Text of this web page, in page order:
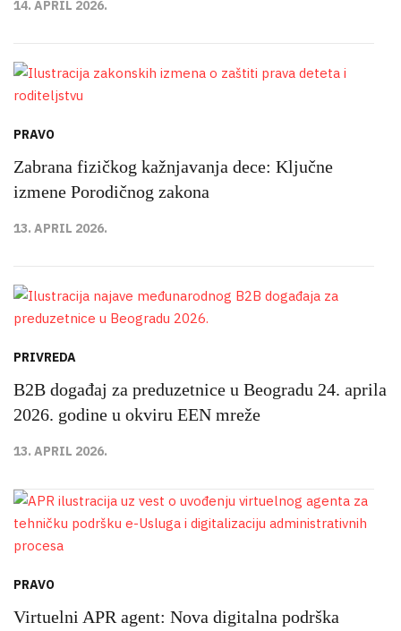
14. APRIL 2026.
PRAVO
Zabrana fizičkog kažnjavanja dece: Ključne
izmene Porodičnog zakona
13. APRIL 2026.
PRIVREDA
B2B događaj za preduzetnice u Beogradu 24. aprila
2026. godine u okviru EEN mreže
13. APRIL 2026.
PRAVO
Virtuelni APR agent: Nova digitalna podrška